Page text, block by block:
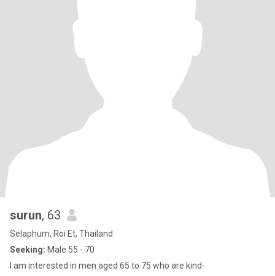
surun, 63
Selaphum, Roi Et, Thailand
Seeking: Male 55 - 70
I am interested in men aged 65 to 75 who are kind-